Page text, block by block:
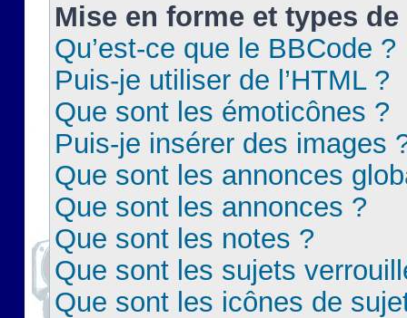
Mise en forme et types
Qu’est-ce que le BBCode ?
Puis-je utiliser de l’HTML ?
Que sont les émoticônes ?
Puis-je insérer des images
Que sont les annonces
Que sont les annonces ?
Que sont les notes ?
Que sont les sujets
Que sont les icônes de